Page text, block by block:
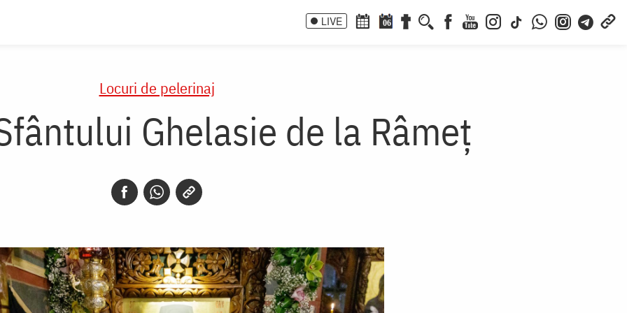
LIVE 06
Locuri de pelerinaj
Ghelasie de la Râmeț